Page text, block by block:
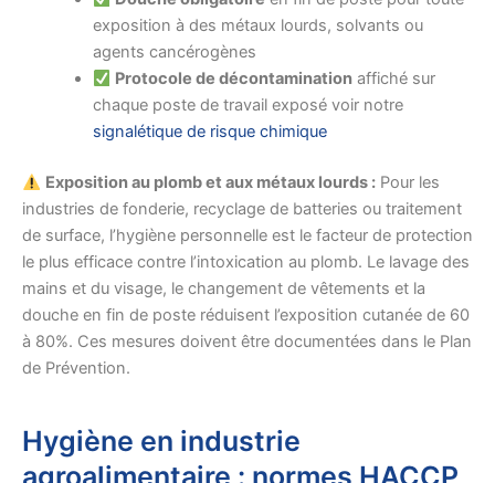
exposition à des métaux lourds, solvants ou
agents cancérogènes
Protocole de décontamination affiché sur
chaque poste de travail exposé voir notre
signalétique de risque chimique
Exposition au plomb et aux métaux lourds :Pour les
industries de fonderie, recyclage de batteries ou traitement
de surface, l’hygiène personnelle est le facteur de protection
le plus efficace contre l’intoxication au plomb. Le lavage des
mains et du visage, le changement de vêtements et la
douche en fin de poste réduisent l’exposition cutanée de 60
à 80%. Ces mesures doivent être documentées dans le Plan
de Prévention.
Hygiène en industrie
agroalimentaire : normes HACCP